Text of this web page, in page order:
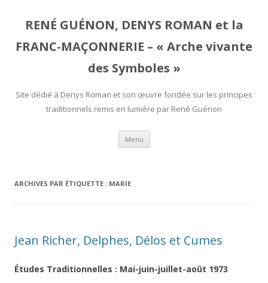
RENÉ GUÉNON, DENYS ROMAN et la
FRANC-MAÇONNERIE – « Arche vivante
des Symboles »
Site dédié à Denys Roman et son œuvre fondée sur les principes
traditionnels remis en lumière par René Guénon
Menu Aller
contenu
ARCHIVES PAR ÉTIQUETTE : MARIE
Jean Richer, Delphes, Délos et Cumes
Études Traditionnelles : Mai-juin-juillet-août 1973